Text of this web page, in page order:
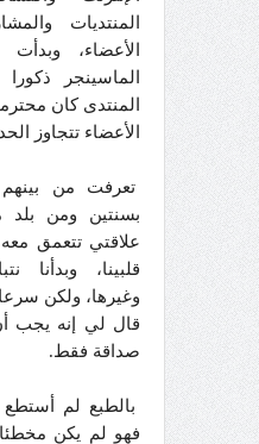
المنتديات
الأعضاء،
الماسينجر ذكورا
المنتدى كان
الأعضاء تتجاوز
تعرفت من
بسنتين ومن بلد
علاقتي تتعمق
قلبينا، وبدأنا
وغيرها، ولكن
قال لي إنه يجب
صداقة فقط.
بالطبع لم
فهو لم يكن